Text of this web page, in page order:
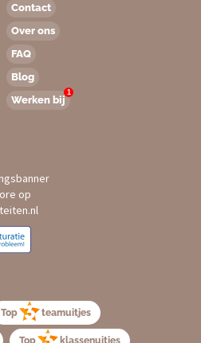
Contact
Over ons
FAQ
Blog
Werken bij
1
Top teamuitjes
Top klassenuitjes